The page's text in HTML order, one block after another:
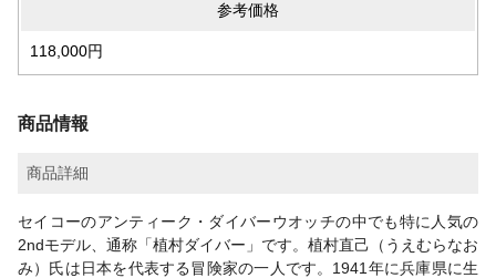
参考価格
118,000円
商品情報
商品詳細
セイコーのアンティーク・ダイバーウオッチの中でも特に人気の
2ndモデル、通称「植村ダイバー」です。植村直己（うえむらなお
み）氏は日本を代表する冒険家の一人です。1941年に兵庫県に生